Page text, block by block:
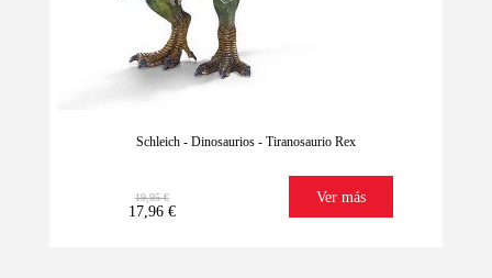
Schleich - Dinosaurios - Tiranosaurio Rex
19,95 €
17,96 €
Ver más